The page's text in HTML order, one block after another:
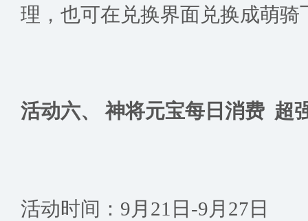
理，也可在兑换界面兑换成萌骑
活动六、 神将元宝每日消费 超
活动时间：9月21日-9月27日